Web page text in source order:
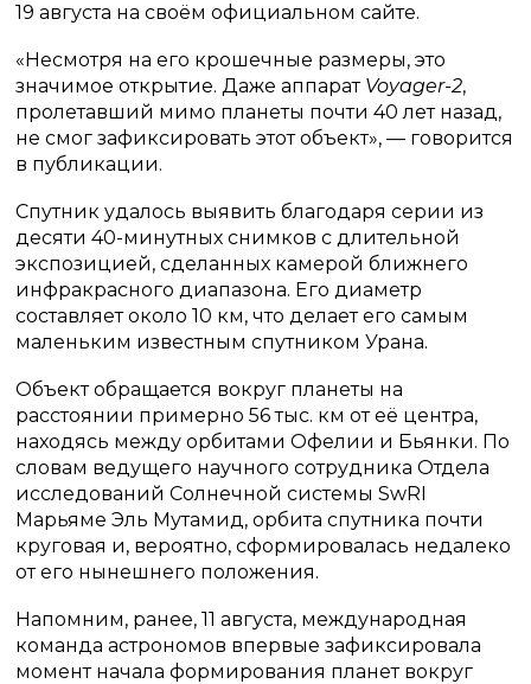
19 августа на своём официальном сайте.
«Несмотря на его крошечные размеры, это
значимое открытие. Даже аппарат Voyager-2,
пролетавший мимо планеты почти 40 лет назад,
не смог зафиксировать этот объект», — говорится
в публикации.
Спутник удалось выявить благодаря серии из
десяти 40-минутных снимков с длительной
экспозицией, сделанных камерой ближнего
инфракрасного диапазона. Его диаметр
составляет около 10 км, что делает его самым
маленьким известным спутником Урана.
Объект обращается вокруг планеты на
расстоянии примерно 56 тыс. км от её центра,
находясь между орбитами Офелии и Бьянки. По
словам ведущего научного сотрудника Отдела
исследований Солнечной системы SwRI
Марьяме Эль Мутамид, орбита спутника почти
круговая и, вероятно, сформировалась недалеко
от его нынешнего положения.
Напомним, ранее, 11 августа, международная
команда астрономов впервые зафиксировала
момент начала формирования планет вокруг